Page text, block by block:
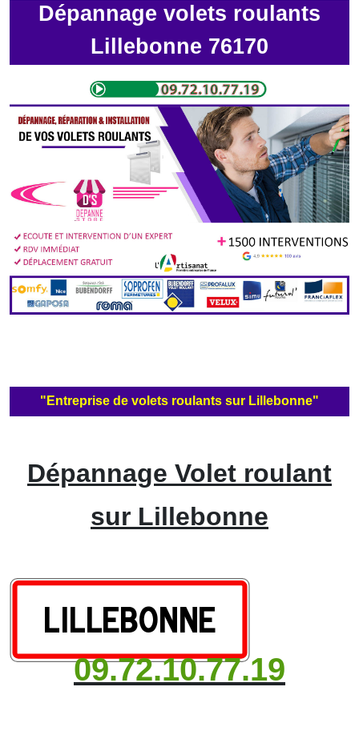
Dépannage volets roulants
Lillebonne 76170
"Entreprise de volets roulants sur Lillebonne"
Dépannage Volet roulant
sur Lillebonne
09.72.10.77.19